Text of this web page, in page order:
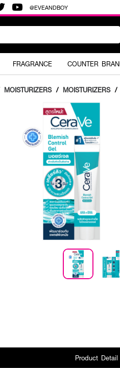
@EVEANDBOY
FRAGRANCE COUNTER
MOISTURIZERS / MOISTURIZERS /
Product Detail